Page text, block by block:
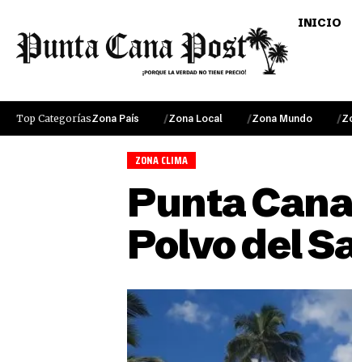
INICIO
Top CategoríasZona País Zona Local Zona Mundo
ZONA CLIMA
Punta
Polvo del